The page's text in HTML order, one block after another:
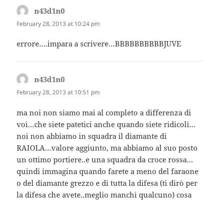
n43d1n0
February 28, 2013 at 10:24 pm
errore….impara a scrivere…BBBBBBBBBBJUVE
n43d1n0
February 28, 2013 at 10:51 pm
ma noi non siamo mai al completo a differenza di
voi…che siete patetici anche quando siete ridicoli…
noi non abbiamo in squadra il diamante di
RAIOLA…valore aggiunto, ma abbiamo al suo posto
un ottimo portiere..e una squadra da croce rossa…
quindi immagina quando farete a meno del faraone
o del diamante grezzo e di tutta la difesa (ti dirò per
la difesa che avete..meglio manchi qualcuno) cosa